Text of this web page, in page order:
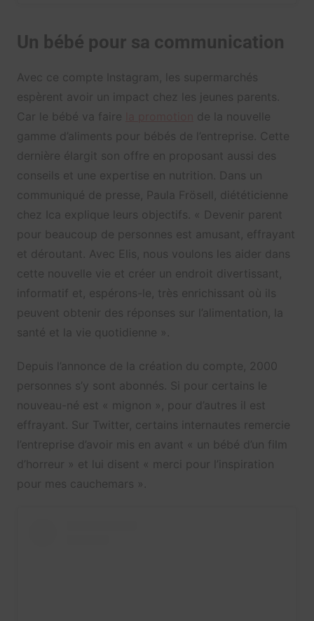
Un bébé pour sa communication
Avec ce compte Instagram, les supermarchés
espèrent avoir un impact chez les jeunes parents.
Car le bébé va faire
de la nouvelle
gamme d’aliments pour bébés de l’entreprise. Cette
dernière élargit son offre en proposant aussi des
conseils et une expertise en nutrition. Dans un
communiqué de presse, Paula Frösell, diététicienne
chez Ica explique leurs objectifs. « Devenir parent
pour beaucoup de personnes est amusant, effrayant
et déroutant. Avec Elis, nous voulons les aider dans
cette nouvelle vie et créer un endroit divertissant,
informatif et, espérons-le, très enrichissant où ils
peuvent obtenir des réponses sur l’alimentation, la
santé et la vie quotidienne ».
Depuis l’annonce de la création du compte, 2000
personnes s’y sont abonnés. Si pour certains le
nouveau-né est « mignon », pour d’autres il est
effrayant. Sur Twitter, certains internautes remercie
l’entreprise d’avoir mis en avant « un bébé d’un film
d’horreur » et lui disent « merci pour l’inspiration
pour mes cauchemars ».